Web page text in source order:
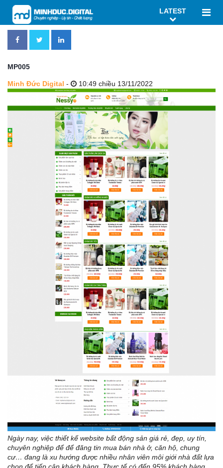
LATEST
MP005
Minh Đức Digital - 10:49 chiều 13/11/2022
Ngày nay, việc thiết kế website bất động sản giá rẻ, đẹp, uy tín,
chuyên nghiệp để để đăng tin mua bán nhà ở, căn hộ, chung
cư… đang là xu hướng được nhiều nhân viên môi giới nhà đất lựa